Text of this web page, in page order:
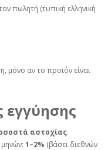
πωλητή (τυπική ελληνική
μόνο αν το προϊόν είναι
εγγύησης
αστοχίας.
1–2% (βάσει διεθνών